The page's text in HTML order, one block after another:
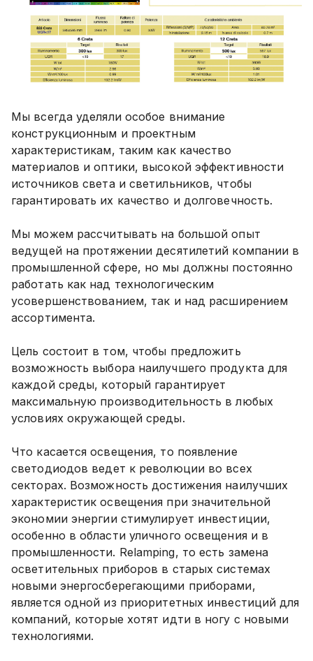
Мы всегда уделяли особое внимание
конструкционным и проектным
характеристикам, таким как качество
материалов и оптики, высокой эффективности
источников света и светильников, чтобы
гарантировать их качество и долговечность.
Мы можем рассчитывать на большой опыт
ведущей на протяжении десятилетий компании в
промышленной сфере, но мы должны постоянно
работать как над технологическим
усовершенствованием, так и над расширением
ассортимента.
Цель состоит в том, чтобы предложить
возможность выбора наилучшего продукта для
каждой среды, который гарантирует
максимальную производительность в любых
условиях окружающей среды.
Что касается освещения, то появление
светодиодов ведет к революции во всех
секторах. Возможность достижения наилучших
характеристик освещения при значительной
экономии энергии стимулирует инвестиции,
особенно в области уличного освещения и в
промышленности. Relamping, то есть замена
осветительных приборов в старых системах
новыми энергосберегающими приборами,
является одной из приоритетных инвестиций для
компаний, которые хотят идти в ногу с новыми
технологиями.